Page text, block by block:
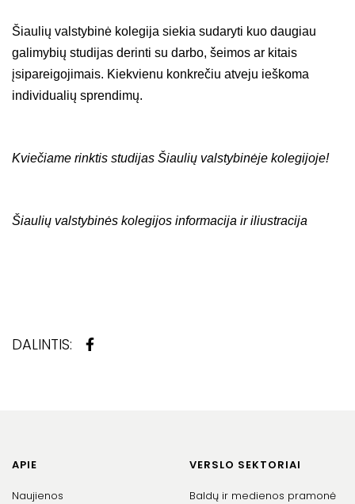
Šiaulių valstybinė kolegija siekia sudaryti kuo daugiau
galimybių studijas derinti su darbo, šeimos ar kitais
įsipareigojimais. Kiekvienu konkrečiu atveju ieškoma
individualių sprendimų.
Kviečiame rinktis studijas Šiaulių valstybinėje kolegijoje!
Šiaulių valstybinės kolegijos informacija ir iliustracija
DALINTIS:
APIE
Naujienos
VERSLO SEKTORIAI
Baldų ir medienos pramonė